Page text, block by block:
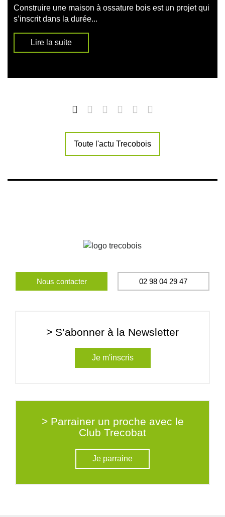
Construire une maison à ossature bois est un projet qui
s’inscrit dans la durée...
Lire la suite
Toute l'actu Trecobois
Nous contacter 02 98 04 29 47
> S’abonner à la Newsletter
Je m'inscris
> Parrainer un proche avec le
Club Trecobat
Je parraine